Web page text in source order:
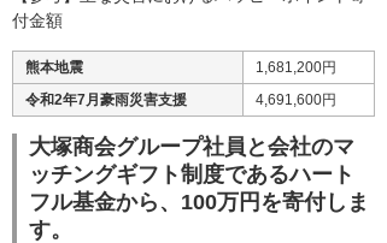
付金額
熊本地震
1,681,200円
令和2年7月豪雨災害支援
4,691,600円
大塚商会グループ社員と会社のマ
ッチングギフト制度であるハート
フル基金から、100万円を寄付しま
す。